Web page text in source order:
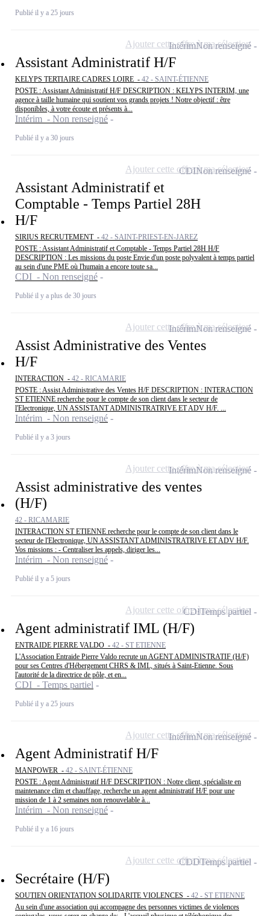
Publié il y a 25 jours
Assistant Administratif H/F
KELYPS TERTIAIRE CADRES LOIRE - 42 - SAINT-ÉTIENNE
POSTE : Assistant Administratif H/F DESCRIPTION : KELYPS INTERIM, une
agence à taille humaine qui soutient vos grands projets ! Notre objectif : être
disponibles, à votre écoute et présents à...
Intérim - Non renseigné
Publié il y a 30 jours
IntérimNon renseigné
Ajouter cette offre à ma sélection
Assistant Administratif et
Comptable - Temps Partiel 28H
H/F
SIRIUS RECRUTEMENT - 42 - SAINT-PRIEST-EN-JAREZ
POSTE : Assistant Administratif et Comptable - Temps Partiel 28H H/F
DESCRIPTION : Les missions du poste Envie d'un poste polyvalent à temps partiel
au sein d'une PME où l'humain a encore toute sa...
CDI - Non renseigné
Publié il y a plus de 30 jours
CDINon renseigné
Ajouter cette offre à ma sélection
Assist Administrative des Ventes
H/F
INTERACTION - 42 - RICAMARIE
POSTE : Assist Administrative des Ventes H/F DESCRIPTION : INTERACTION
ST ETIENNE recherche pour le compte de son client dans le secteur de
l'Electronique, UN ASSISTANT ADMINISTRATRIVE ET ADV H/F. ...
Intérim - Non renseigné
Publié il y a 3 jours
IntérimNon renseigné
Ajouter cette offre à ma sélection
Assist administrative des ventes
(H/F)
42 - RICAMARIE
INTERACTION ST ETIENNE recherche pour le compte de son client dans le
secteur de l'Electronique, UN ASSISTANT ADMINISTRATRIVE ET ADV H/F.
Vos missions : - Centraliser les appels, diriger les...
Intérim - Non renseigné
Publié il y a 5 jours
IntérimNon renseigné
Ajouter cette offre à ma sélection
Agent administratif IML (H/F)
ENTRAIDE PIERRE VALDO - 42 - ST ETIENNE
L'Association Entraide Pierre Valdo recrute un AGENT ADMINISTRATIF (H/F)
pour ses Centres d'Hébergement CHRS & IML, situés à Saint-Etienne. Sous
l'autorité de la directrice de pôle, et en...
CDI - Temps partiel
Publié il y a 25 jours
CDITemps partiel
Ajouter cette offre à ma sélection
Agent Administratif H/F
MANPOWER - 42 - SAINT-ÉTIENNE
POSTE : Agent Administratif H/F DESCRIPTION : Notre client, spécialiste en
maintenance clim et chauffage, recherche un agent administratif H/F pour une
mission de 1 à 2 semaines non renouvelable à...
Intérim - Non renseigné
Publié il y a 16 jours
IntérimNon renseigné
Ajouter cette offre à ma sélection
Secrétaire (H/F)
SOUTIEN ORIENTATION SOLIDARITE VIOLENCES - 42 - ST ETIENNE
Au sein d'une association qui accompagne des personnes victimes de violences
CDDTemps partiel
Ajouter cette offre à ma sélection